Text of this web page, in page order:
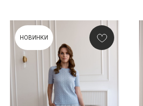
НОВИНКИ
Скидка 10% за подписку
на Телеграм канал
Новинки, акции, подарки
и модный журнал — всё это
в нашем телеграмм канале: